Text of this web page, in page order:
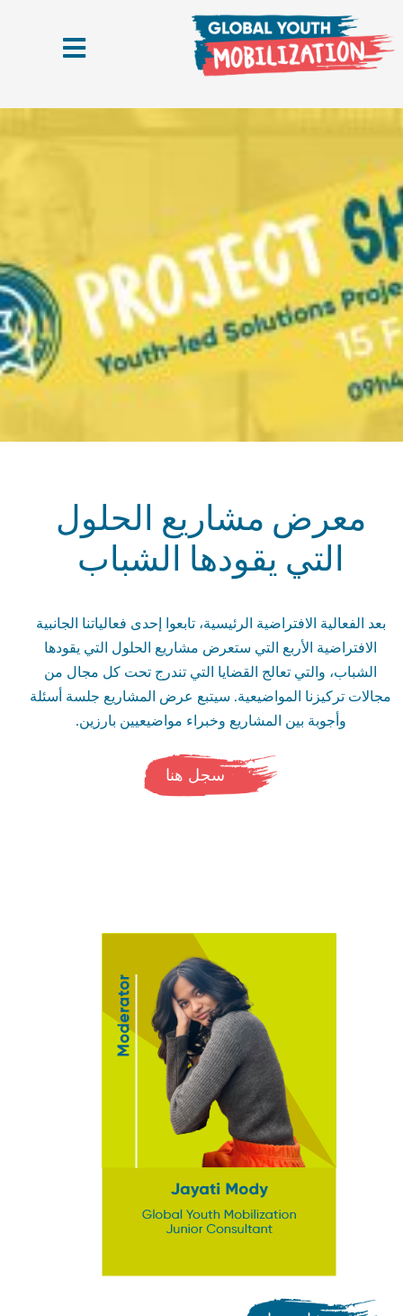
معرض مشاريع الحلول
التي يقودها الشباب
بعد الفعالية الافتراضية الرئيسية، تابعوا إحدى فعالياتنا الجانبية
الافتراضية الأربع التي ستعرض مشاريع الحلول التي يقودها
الشباب، والتي تعالج القضايا التي تندرج تحت كل مجال من
مجالات تركيزنا المواضيعية. سيتبع عرض المشاريع جلسة أسئلة
وأجوبة بين المشاريع وخبراء مواضيعيين بارزين.
سجل هنا